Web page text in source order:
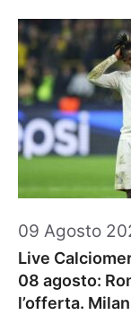
09 Agosto
Live
08 agosto:
l’offerta.